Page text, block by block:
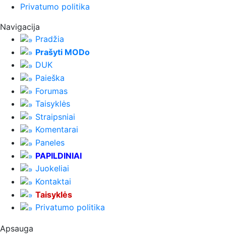
Privatumo politika
Navigacija
Pradžia
Prašyti MODo
DUK
Paieška
Forumas
Taisyklės
Straipsniai
Komentarai
Paneles
PAPILDINIAI
Juokeliai
Kontaktai
Taisyklės
Privatumo politika
Apsauga